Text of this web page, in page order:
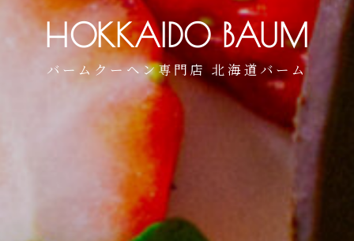
HOKKAIDO BAUM
バームクーヘン専門店 北海道バーム